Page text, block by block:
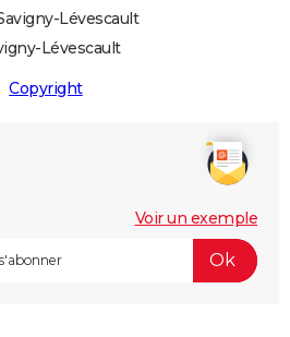
Lévescault
Lévescault
Copyright
Voir un exemple